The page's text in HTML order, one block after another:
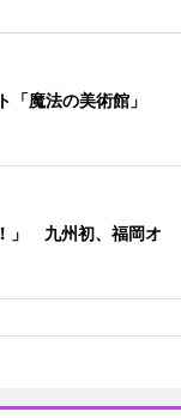
「魔法の美術館」
」 九州初、福岡オ